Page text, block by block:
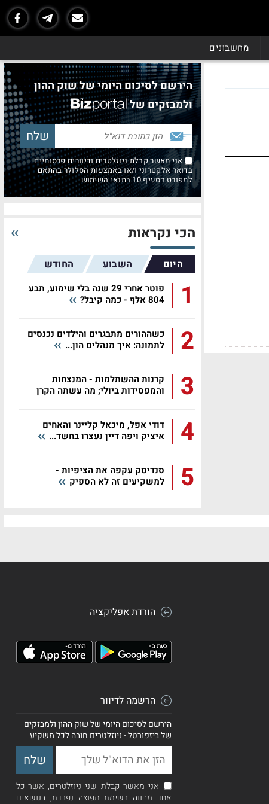
מחשבונים
הירשם לסיכום היומי של שוק ההון
ולמבזקים של
אני מאשר קבלת ניוזלטרים ודיוורים פרסומיים
בדואר אלקטרוני ו/או באמצעות הסלולר בהתאם
למפורט בסעיף 10 בתנאי השימוש
הכי נקראות
היום השבוע החודש
1
פוטר אחרי 29 שנה בלי שימוע, תבע
804 אלף - כמה קיבל?
2
כשההורים מתבגרים והילדים נכנסים
לתמונה: איך מנהלים הון...
3
קרנות ההשתלמות - המנצחות
והמפסידות ביולי; מה עשתה הקרן
4
דודי אפל, מיכאל קליינר והאחים
איציק ויפה דיין נעצרו בחשד...
5
סנדיסק עקפה את הציפיות -
למשקיעים זה לא הספיק
הורדת אפליקציה
הרשמה לדיוור
הירשם לסיכום היומי של שוק ההון ולמבזקים
של ביזפורטל - ניוזלטרים חובה לכל משקיע
אני מאשר קבלת שני ניוזלטרים, אשר כל
אחד מהווה רשימת תפוצה נפרדת, בנושאים